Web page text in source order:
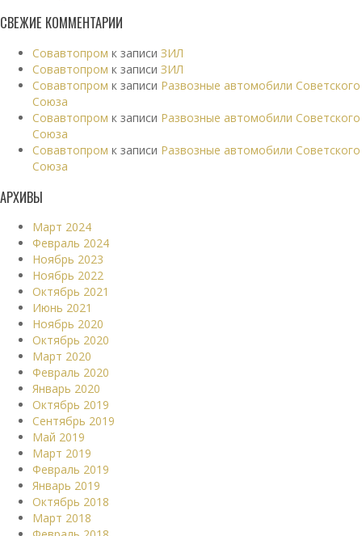
СВЕЖИЕ КОММЕНТАРИИ
Совавтопром к записи ЗИЛ
Совавтопром к записи ЗИЛ
Совавтопром к записи Развозные автомобили Советского
Союза
Совавтопром к записи Развозные автомобили Советского
Союза
Совавтопром к записи Развозные автомобили Советского
Союза
АРХИВЫ
Март 2024
Февраль 2024
Ноябрь 2023
Ноябрь 2022
Октябрь 2021
Июнь 2021
Ноябрь 2020
Октябрь 2020
Март 2020
Февраль 2020
Январь 2020
Октябрь 2019
Сентябрь 2019
Май 2019
Март 2019
Февраль 2019
Январь 2019
Октябрь 2018
Март 2018